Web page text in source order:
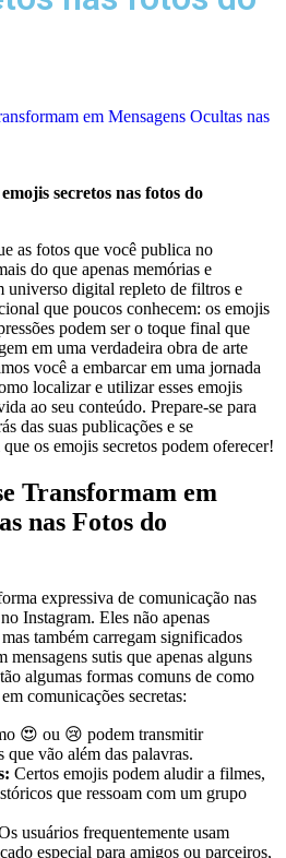
em Mensagens Ocultas nas
secretos nas fotos do
as fotos que você publica no
do que⁢ apenas memórias‍ e
universo digital repleto de ⁤filtros e
que poucos conhecem: os emojis
podem ser ‍o toque final⁣ que‍
em⁢ uma verdadeira‌ obra ​de arte
você a⁤ embarcar em uma jornada
localizar e⁢ utilizar esses ​emojis
ao seu conteúdo. Prepare-se para⁤
das ‍suas ‌publicações e se
os ⁤emojis⁣ secretos podem oferecer!
Transformam em
nas Fotos do
expressiva de comunicação nas
Instagram. Eles não ⁣apenas
também carregam significados
mensagens ‌sutis que apenas ‍alguns
algumas formas comuns de como
comunicações⁤ secretas:
😍 ou 😢‍ podem transmitir
que vão além das palavras.
Certos emojis podem aludir a filmes,
‌que ressoam com ‍um grupo
usuários frequentemente⁢ usam
especial para amigos‍ ou​ parceiros,⁢